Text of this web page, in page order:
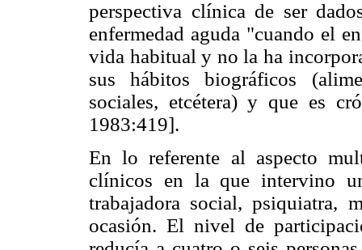
perspectiva clínica de ser
enfermedad aguda "cuando el
vida habitual y no la ha
sus hábitos biográficos
sociales, etcétera) y que es
1983:419].
En lo referente al aspecto
clínicos en la que intervino
trabajadora social, psiquiatra,
ocasión. El nivel de